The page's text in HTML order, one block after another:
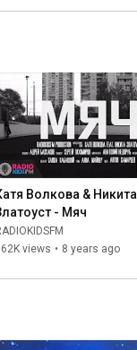
Волкова & Никита
- Мяч
views • 8 years ago